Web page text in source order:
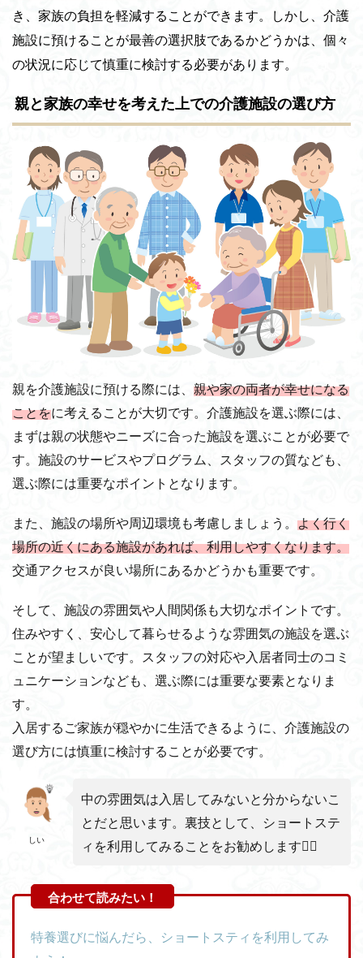
き、家族の負担を軽減することができます。しかし、介護
施設に預けることが最善の選択肢であるかどうかは、個々
の状況に応じて慎重に検討する必要があります。
親と家族の幸せを考えた上での介護施設の選び方
親を介護施設に預ける際には、 親や家の両者が幸せになる
ことをに考えることが大切です。介護施設を選ぶ際には、
まずは親の状態やニーズに合った施設を選ぶことが必要で
す。施設のサービスやプログラム、スタッフの質なども、
選ぶ際には重要なポイントとなります。
また、施設の場所や周辺環境も考慮しましょう。 よく行く
場所の近くにある施設があれば、利用しやすくなります。
交通アクセスが良い場所にあるかどうかも重要です。
そして、施設の雰囲気や人間関係も大切なポイントです。
住みやすく、安心して暮らせるような雰囲気の施設を選ぶ
ことが望ましいです。スタッフの対応や入居者同士のコミ
ュニケーションなども、選ぶ際には重要な要素となりま
す。
入居するご家族が穏やかに生活できるように、介護施設の
選び方には慎重に検討することが必要です。
しい
中の雰囲気は入居してみないと分からないこ
とだと思います。裏技として、ショートステ
ィを利用してみることをお勧めします🙆‍♀️
特養選びに悩んだら、ショートスティを利用してみ